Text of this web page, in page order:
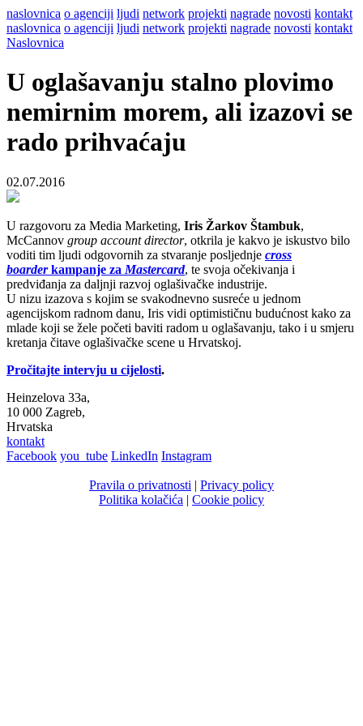
naslovnica o agenciji ljudi network projekti nagrade novosti kontakt
naslovnica o agenciji ljudi network projekti nagrade novosti kontakt
Naslovnica
U oglašavanju stalno plovimo
nemirnim morem, ali izazovi se
rado prihvaćaju
02.07.2016
U razgovoru za Media Marketing, Iris Žarkov Štambuk,
McCannov group account director, otkrila je kakvo je iskustvo bilo
voditi tim ljudi odgovornih za stvaranje posljednje cross
boarderkampanje za Mastercard, te svoja očekivanja i
predviđanja za daljnji razvoj oglašivačke industrije.
U nizu izazova s kojim se svakodnevno susreće u jednom
agencijskom radnom danu, Iris vidi optimističnu budućnost kako za
mlade koji se žele početi baviti radom u oglašavanju, tako i u smjeru
kretanja čitave oglašivačke scene u Hrvatskoj.
Pročitajte intervju u cijelosti.
Heinzelova 33a,
10 000 Zagreb,
Hrvatska
kontakt
Facebook you_tube LinkedIn Instagram
Pravila o privatnosti | Privacy policy
Politika kolačića | Cookie policy